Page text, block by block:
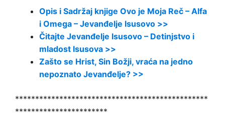
Opis i Sadržaj knjige Ovo je Moja Reč – Alfa
i Omega – Jevanđelje Isusovo >>
Čitajte Jevanđelje Isusovo – Detinjstvo i
mladost Isusova >>
Zašto se Hrist, Sin Božji, vraća na jedno
nepoznato Jevanđelje? >>
************************************************
***********************